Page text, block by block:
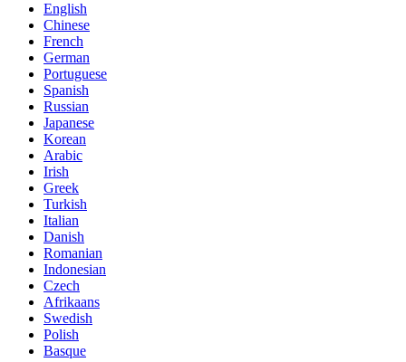
English
Chinese
French
German
Portuguese
Spanish
Russian
Japanese
Korean
Arabic
Irish
Greek
Turkish
Italian
Danish
Romanian
Indonesian
Czech
Afrikaans
Swedish
Polish
Basque